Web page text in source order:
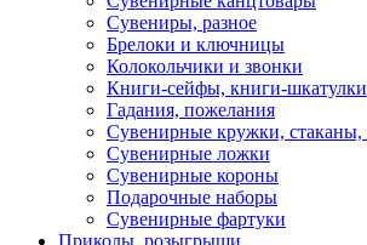
Сувениры, разное
Брелоки и ключницы
Колокольчики и звонки
Книги-сейфы, книги-шкатулки
Гадания, пожелания
Сувенирные кружки, стаканы,
Сувенирные ложки
Сувенирные короны
Подарочные наборы
Сувенирные фартуки
Приколы, розыгрыши